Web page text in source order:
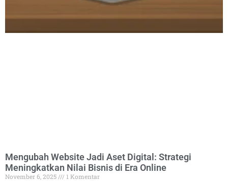
Mengubah Website Jadi Aset Digital: Strategi
Meningkatkan Nilai Bisnis di Era Online
November 6, 2025
1 Komentar